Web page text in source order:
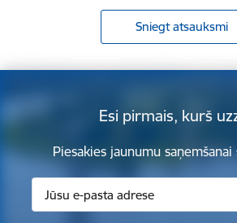
Sniegt atsauksmi
Esi pirmais, kurš
Piesakies jaunumu saņemšanai